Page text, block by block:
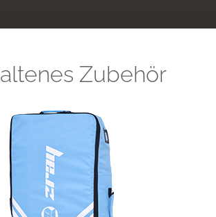
Zubehör